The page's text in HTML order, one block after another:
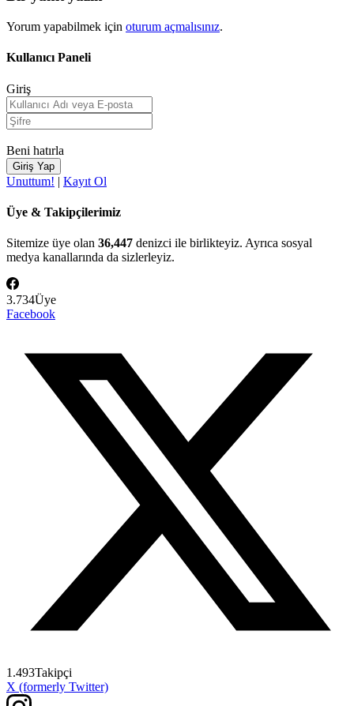
Yorum yapabilmek için oturum açmalısınız.
Kullanıcı Paneli
Giriş
Beni hatırla
Unuttum! | Kayıt Ol
Üye & Takipçilerimiz
Sitemize üye olan 36,447 denizci ile birlikteyiz. Ayrıca sosyal
medya kanallarında da sizlerleyiz.
3.734Üye
Facebook
1.493Takipçi
X (formerly Twitter)